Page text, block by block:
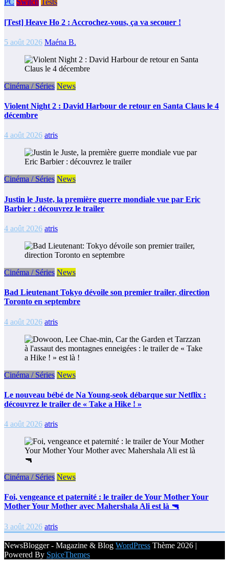
PC Switch Tests
[Test] Heave Ho 2 : Accrochez-vous, ça va secouer !
5 août 2026 Maéna B.
Cinéma / Séries News
Violent Night 2 : David Harbour de retour en Santa Claus le 4
décembre
4 août 2026 atris
Cinéma / Séries News
Justin le Juste, la première guerre mondiale vue par Eric
Barbier : découvrez le trailer
4 août 2026 atris
Cinéma / Séries News
Bad Lieutenant Tokyo dévoile son premier trailer, direction
Toronto en septembre
4 août 2026 atris
Cinéma / Séries News
Le nouveau bébé de Na Young-seok débarque sur Netflix :
découvrez le trailer de « Take a Hike ! »
4 août 2026 atris
Cinéma / Séries News
Foi, vengeance et paternité : le trailer de Your Mother Your
Mother Your Mother avec Mahershala Ali est là 🔫
3 août 2026 atris
NewsBlogger - Magazine & Blog WordPress Thème 2026 |
Powered By SpiceThemes